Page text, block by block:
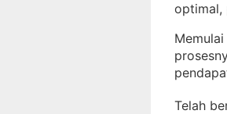
optimal,
Telah